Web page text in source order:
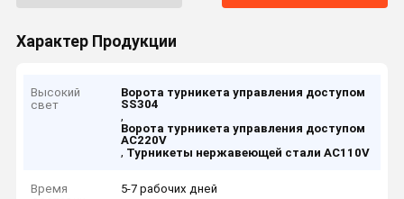
Характер Продукции
Высокий
свет
Ворота турникета управления доступом
SS304
,
Ворота турникета управления доступом
AC220V
, Турникеты нержавеющей стали AC110V
Время
5-7 рабочих дней